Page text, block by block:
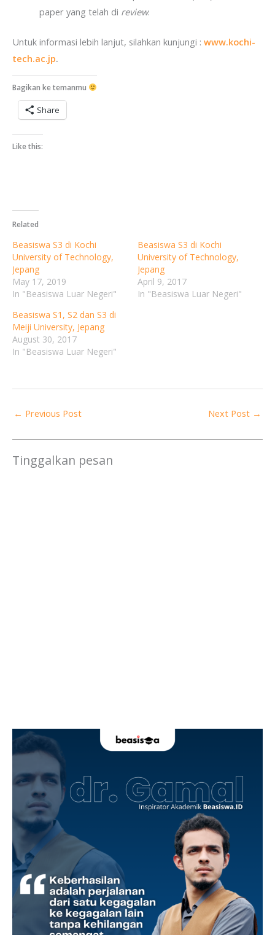
paper yang telah di review.
Untuk informasi lebih lanjut, silahkan kunjungi : www.kochi-
tech.ac.jp.
Bagikan ke temanmu
Share
Like this:
Related
Beasiswa S3 di Kochi
University of Technology,
Jepang
May 17, 2019
In "Beasiswa Luar Negeri"
Beasiswa S3 di Kochi
University of Technology,
Jepang
April 9, 2017
In "Beasiswa Luar Negeri"
Beasiswa S1, S2 dan S3 di
Meiji University, Jepang
August 30, 2017
In "Beasiswa Luar Negeri"
← Previous Post Next Post →
Tinggalkan pesan